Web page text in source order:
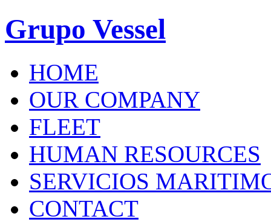
Grupo Vessel
HOME
OUR COMPANY
FLEET
HUMAN RESOURCES
SERVICIOS
CONTACT